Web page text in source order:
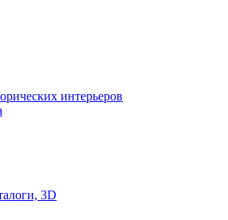
интерьеров
3D